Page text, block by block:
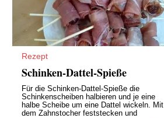
Rezept
Schinken-Dattel-Spieße
Für die Schinken-Dattel-Spieße die
Schinkenscheiben halbieren und je eine
halbe Scheibe um eine Dattel wickeln. Mit
dem Zahnstocher feststecken und